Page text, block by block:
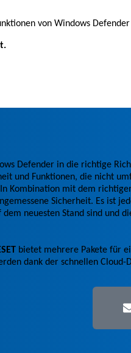
von Windows Defender
Defender in die richtige
und Funktionen, die nicht
Kombination mit dem
Sicherheit. Es ist
neuesten Stand sind und
bietet mehrere Pakete für
dank der schnellen Cloud-